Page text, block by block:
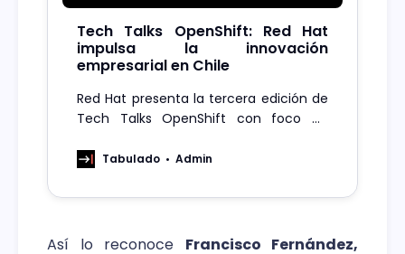
Tech Talks OpenShift: Red Hat
impulsa la innovación
empresarial en Chile
Red Hat presenta la tercera edición de
Tech Talks OpenShift con foco en
escalabilidad para organizaciones
Tabulado Admin
Así lo reconoce Francisco Fernández,